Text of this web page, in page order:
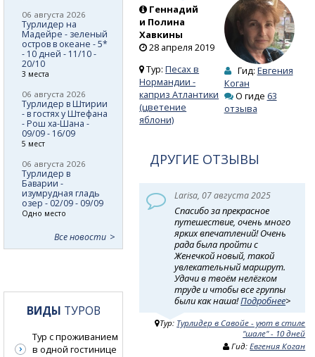
Геннадий
и Полина
Хавкины
28 апреля 2019
Тур:Песах в
Нормандии -
каприз Атлантики
(цветение
яблони)
Гид: Евгения
Коган
О гиде 63
отзыва
ДРУГИЕ ОТЗЫВЫ
Larisa, 07 августа 2025
Спасибо за прекрасное
путешествие, очень много
ярких впечатлений! Очень
рада была пройти с
Женечкой новый, такой
увлекательный маршрут.
Удачи в твоём нелёгком
труде и чтобы все группы
были как наша!Подробнее>
Тур: Турлидер в Савойе - уют в стиле
"шале" - 10 дней
Гид:Евгения Коган
06 августа 2026
Турлидер на
Мадейре - зеленый
остров в океане - 5*
- 10 дней - 11/10 -
20/10
3 места
06 августа 2026
Турлидер в Штирии
- в гостях у Штефана
- Рош ха-Шана -
09/09 - 16/09
5 мест
06 августа 2026
Турлидер в
Баварии -
изумрудная гладь
озер - 02/09 - 09/09
Одно место
Все новости
ВИДЫ ТУРОВ
Тур с проживанием
в одной гостинице